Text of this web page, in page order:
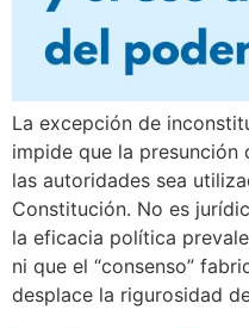
La excepción de
impide que la
las autoridades sea
Constitución. No es
la eficacia política
ni que el “consenso”
desplace la rigurosidad